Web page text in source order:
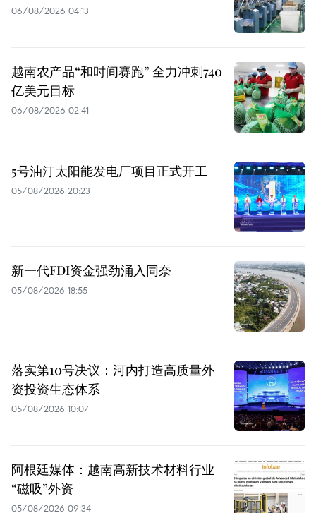
06/08/2026 04:13
越南农产品“和时间赛跑” 全力冲刺740
亿美元目标
06/08/2026 02:41
5号油汀太阳能发电厂项目正式开工
05/08/2026 20:23
新一代FDI资金强劲涌入同奈
05/08/2026 18:55
落实第10号决议：河内打造高质量外
资投资生态体系
05/08/2026 10:07
阿根廷媒体：越南高新技术材料行业
“磁吸”外资
05/08/2026 09:34